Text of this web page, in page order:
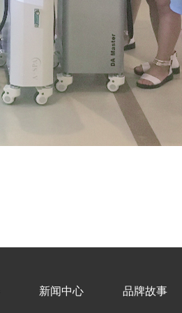
新闻中心 品牌故事